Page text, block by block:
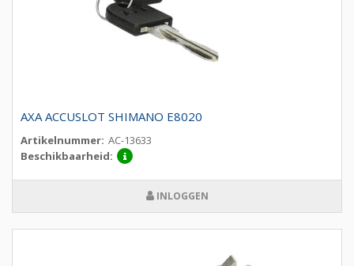
AXA ACCUSLOT SHIMANO E8020
Artikelnummer: AC-13633
Beschikbaarheid:
INLOGGEN